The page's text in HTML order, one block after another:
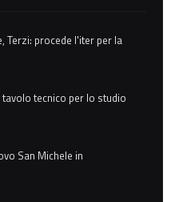
Terzi: procede l'iter per la
tecnico per lo studio
San Michele in